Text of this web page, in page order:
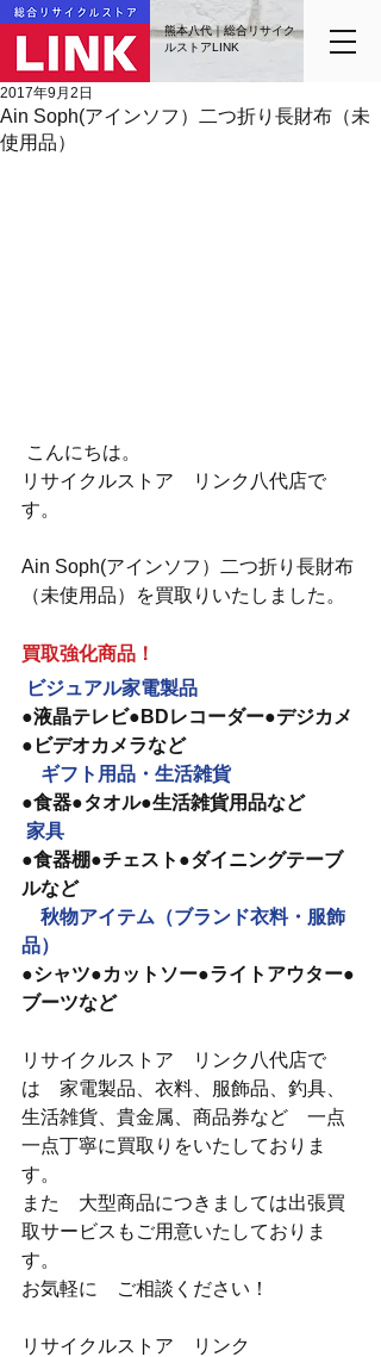
熊本八代｜総合リサイク
ルストアLINK
Ain Soph(アインソフ）二つ折り長財布（未
使用品）
2017年9月2日
こんにちは。
リサイクルストア　リンク八代店で
す。
Ain Soph(アインソフ）二つ折り長財布
（未使用品）を買取りいたしました。
買取強化商品！
ビジュアル家電製品
●液晶テレビ●BDレコーダー●デジカメ
●ビデオカメラなど
ギフト用品・生活雑貨
●食器●タオル●生活雑貨用品など
家具
●食器棚●チェスト●ダイニングテーブ
ルなど
秋物アイテム（ブランド衣料・服飾
品）
●シャツ●カットソー●ライトアウター●
ブーツなど
リサイクルストア　リンク八代店で
は　家電製品、衣料、服飾品、釣具、
生活雑貨、貴金属、商品券など　一点
一点丁寧に買取りをいたしておりま
す。
また　大型商品につきましては出張買
取サービスもご用意いたしておりま
す。
お気軽に　ご相談ください！
リサイクルストア　リンク